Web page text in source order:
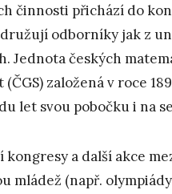
činnosti přichází do
odborníky jak z
Jednota českých
založená v roce
let svou pobočku i na
a další akce
mládež (např.